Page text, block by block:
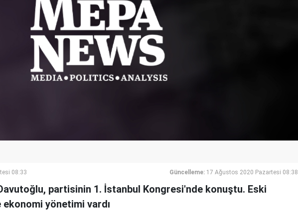
08:33 Güncelleme: 17 Ağustos 2020 Pazartesi 08:38
partisinin 1. İstanbul Kongresi'nde konuştu. Eski
yönetimi vardı